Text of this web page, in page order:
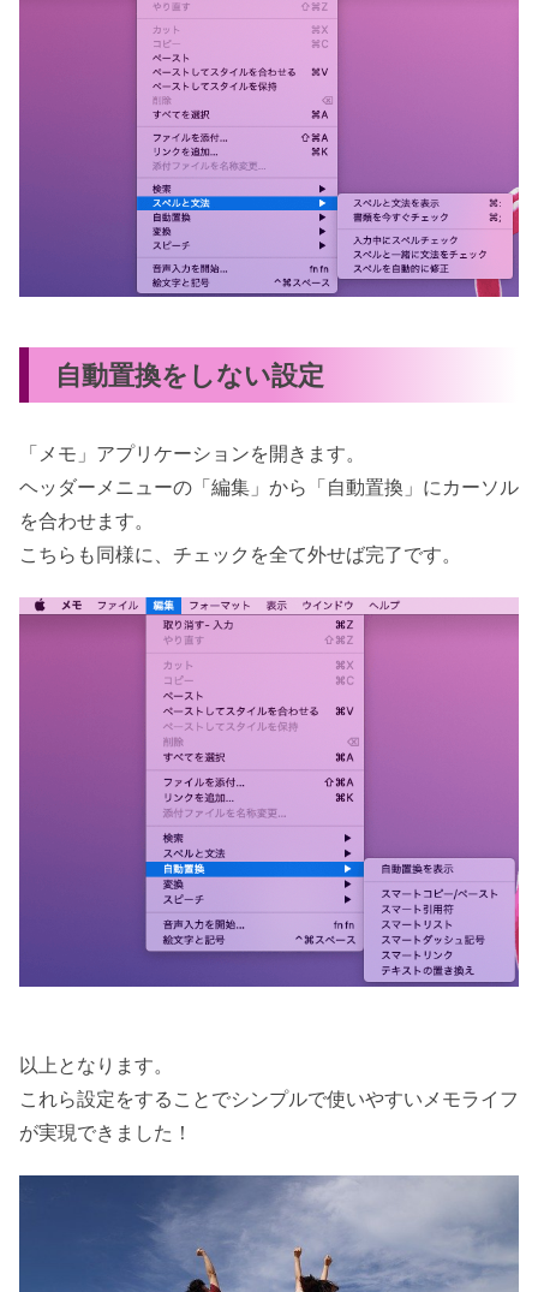
自動置換をしない設定
「メモ」アプリケーションを開きます。
ヘッダーメニューの「編集」から「自動置換」にカーソル
を合わせます。
こちらも同様に、チェックを全て外せば完了です。
以上となります。
これら設定をすることでシンプルで使いやすいメモライフ
が実現できました！